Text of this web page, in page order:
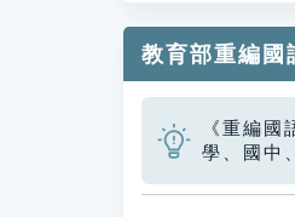
教育部重編國
《重編
學、國中